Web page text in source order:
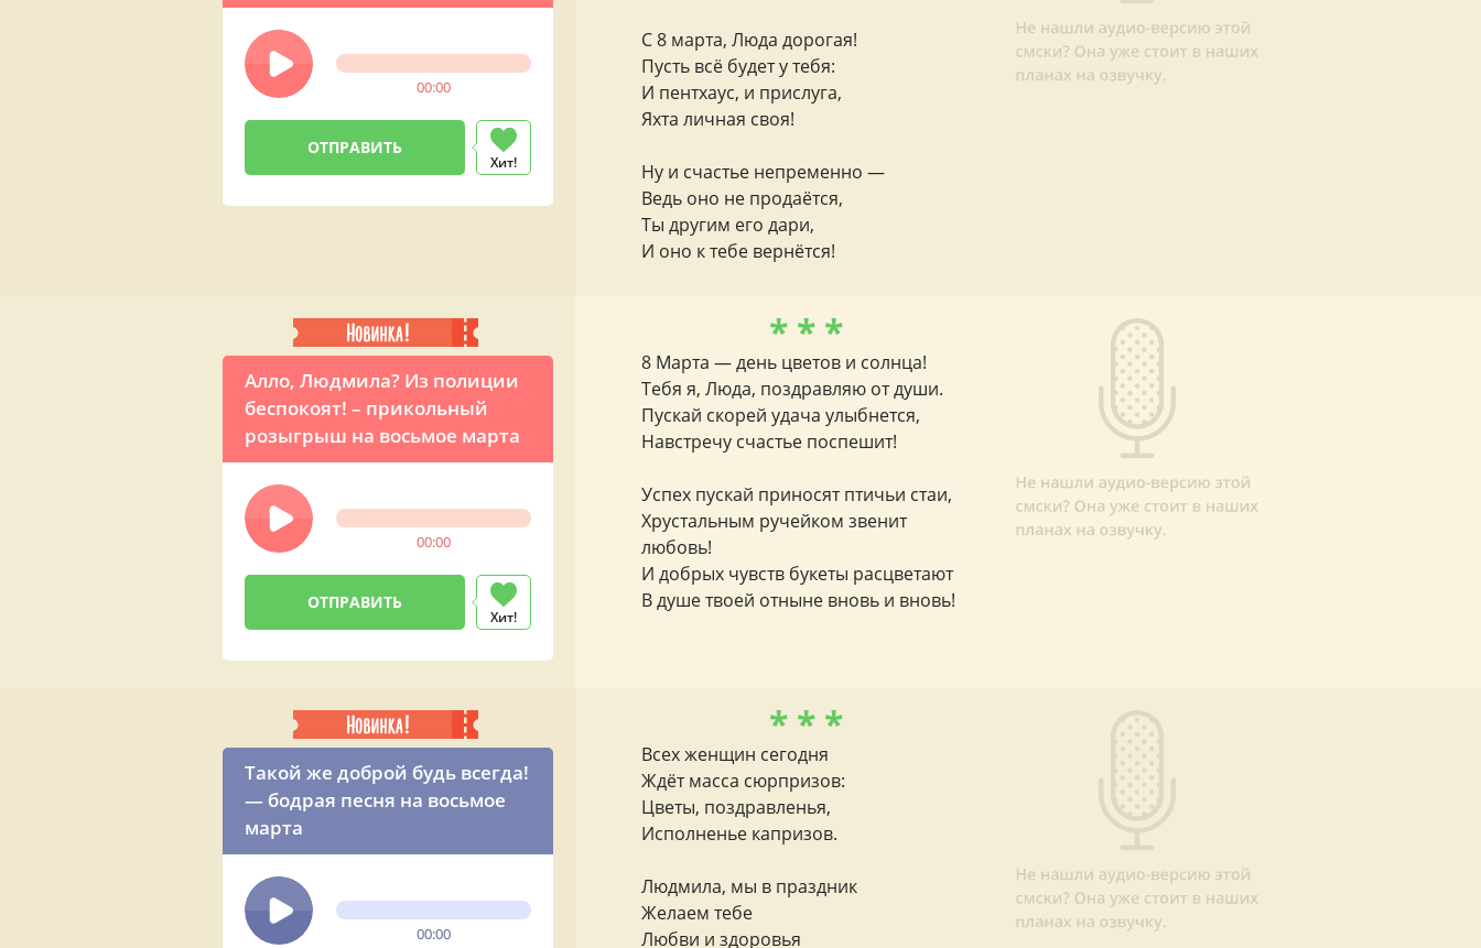
00:00
Хит!
С 8 марта, Люда дорогая!
Пусть всё будет у тебя:
И пентхаус, и прислуга,
Яхта личная своя!
Ну и счастье непременно —
Ведь оно не продаётся,
Ты другим его дари,
И оно к тебе вернётся!
Алло, Людмила? Из полиции
беспокоят! – прикольный
розыгрыш на восьмое марта
00:00
Хит!
* * *
8 Марта — день цветов и солнца!
Тебя я, Люда, поздравляю от души.
Пускай скорей удача улыбнется,
Навстречу счастье поспешит!
Успех пускай приносят птичьи стаи,
Хрустальным ручейком звенит
любовь!
И добрых чувств букеты расцветают
В душе твоей отныне вновь и вновь!
Такой же доброй будь всегда!
— бодрая песня на восьмое
марта
00:00
* * *
Всех женщин сегодня
Ждёт масса сюрпризов:
Цветы, поздравленья,
Исполненье капризов.
Людмила, мы в праздник
Желаем тебе
Любви и здоровья